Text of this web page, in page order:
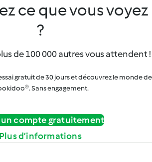
ce que vous voyez
?
de 100 000 autres vous attendent !
gratuit de 30 jours et découvrez le monde de
Sans engagement.
un compte gratuitement
Plus d’informations